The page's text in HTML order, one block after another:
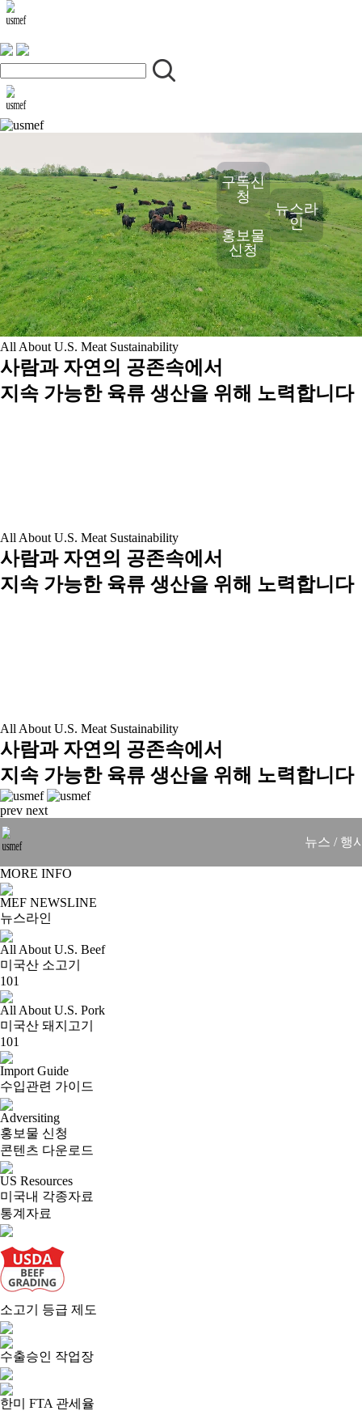
All About U.S. Meat Sustainability
사람과 자연의 공존속에서
지속 가능한 육류 생산을 위해 노력합니다
All About U.S. Meat Sustainability
사람과 자연의 공존속에서
지속 가능한 육류 생산을 위해 노력합니다
All About U.S. Meat Sustainability
사람과 자연의 공존속에서
지속 가능한 육류 생산을 위해 노력합니다
prev next
뉴스 / 행
구독신
청
홍보물
신청
뉴스라
인
MORE INFO
MEF NEWSLINE
뉴스라인
All About U.S. Beef
미국산 소고기
101
All About U.S. Pork
미국산 돼지고기
101
Import Guide
수입관련 가이드
Adversiting
홍보물 신청
콘텐츠 다운로드
US Resources
미국내 각종자료
통계자료
소고기 등급 제도
수출승인 작업장
한미 FTA 관세율